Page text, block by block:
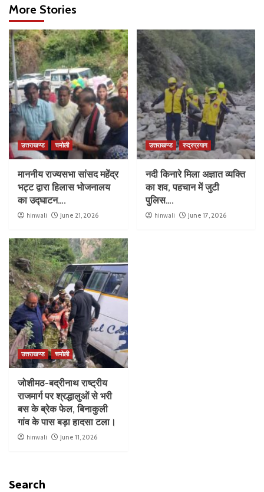
More Stories
उत्तराखण्ड चमोली
माननीय राज्यसभा सांसद महेंद्र
भट्ट द्वारा हिलास भोजनालय
का उद्घाटन….
hinwali June 21, 2026
उत्तराखण्ड रुद्रप्रयाग
नदी किनारे मिला अज्ञात व्यक्ति
का शव, पहचान में जुटी
पुलिस….
hinwali June 17, 2026
उत्तराखण्ड चमोली
जोशीमठ-बद्रीनाथ राष्ट्रीय
राजमार्ग पर श्रद्धालुओं से भरी
बस के ब्रेक फेल, बिनाकुली
गांव के पास बड़ा हादसा टला।
hinwali June 11, 2026
Search